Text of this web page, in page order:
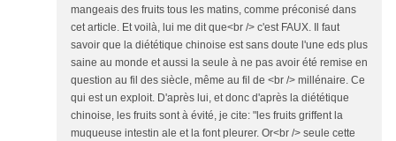
mangeais des fruits tous les matins, comme préconisé dans
cet article. Et voilà, lui me dit que<br /> c'est FAUX. Il faut
savoir que la diététique chinoise est sans doute l'une eds plus
saine au monde et aussi la seule à ne pas avoir été remise en
question au fil des siècle, même au fil de <br /> millénaire. Ce
qui est un exploit. D'après lui, et donc d'après la diététique
chinoise, les fruits sont à évité, je cite: "les fruits griffent la
muqueuse intestin ale et la font pleurer. Or<br /> seule cette